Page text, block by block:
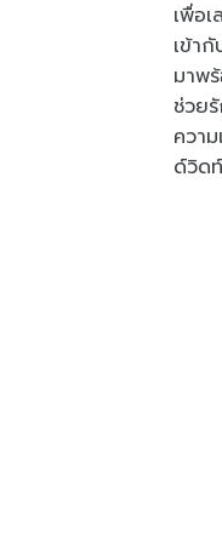
เพื่อ
เข้า
มาพ
ช่วย
ควา
ด์วิด